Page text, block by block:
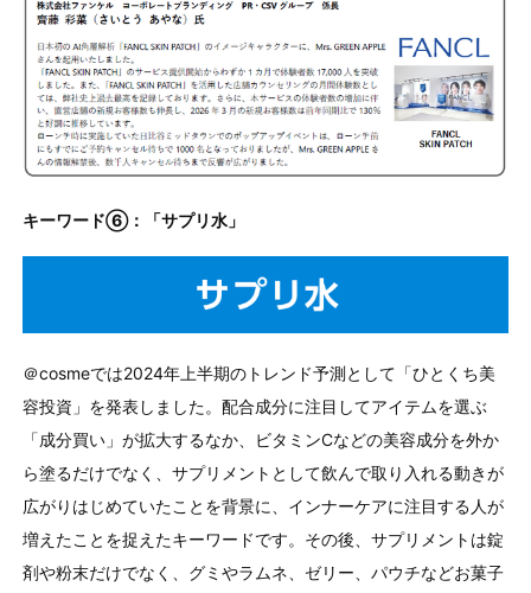
キーワード⑥：「サプリ水」
＠cosmeでは2024年上半期のトレンド予測として「ひとくち美
容投資」を発表しました。配合成分に注目してアイテムを選ぶ
「成分買い」が拡大するなか、ビタミンCなどの美容成分を外か
ら塗るだけでなく、サプリメントとして飲んで取り入れる動きが
広がりはじめていたことを背景に、インナーケアに注目する人が
増えたことを捉えたキーワードです。その後、サプリメントは錠
剤や粉末だけでなく、グミやラムネ、ゼリー、パウチなどお菓子